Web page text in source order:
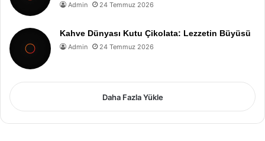
Admin 24 Temmuz 2026
Kahve Dünyası Kutu Çikolata: Lezzetin Büyüsü
Admin 24 Temmuz 2026
Daha Fazla Yükle